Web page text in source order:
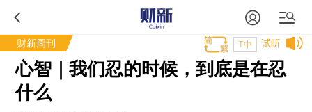
财新周刊 试听
T中
心智｜我们忍的时候，到底是在忍
什么